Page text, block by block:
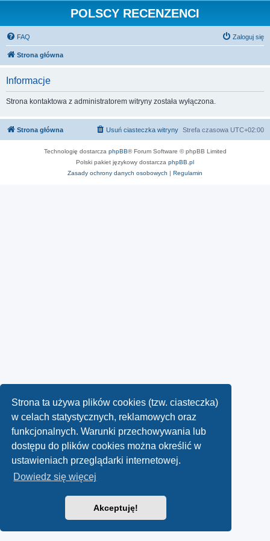
Strona ta używa plików cookies (tzw. ciasteczka)
w celach statystycznych, reklamowych oraz
funkcjonalnych. Warunki przechowywania lub
dostępu do plików cookies można określić w
ustawieniach przeglądarki internetowej.
Dowiedz się więcej
Akceptuję!
POLSCY RECENZENCI
FAQ Zaloguj się
Strona główna
Informacje
Strona kontaktowa z administratorem witryny została wyłączona.
Strona główna Strefa czasowa UTC+02:00
Usuń ciasteczka witryny
Technologię dostarcza phpBB® Forum Software © phpBB Limited
Polski pakiet językowy dostarcza phpBB.pl
Zasady ochrony danych osobowych | Regulamin